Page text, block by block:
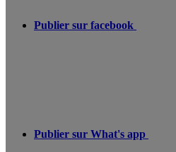
Publier sur facebook
Publier sur What's app